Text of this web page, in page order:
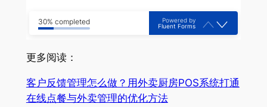
30% completed
Powered by
Fluent Forms
更多阅读：
客户反馈管理怎么做？用外卖厨房POS系统打通
在线点餐与外卖管理的优化方法